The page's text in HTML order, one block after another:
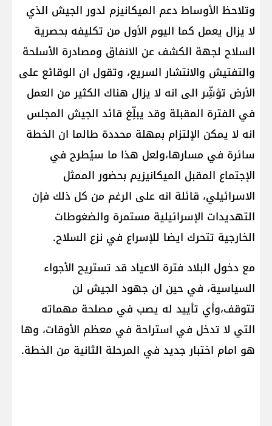
وتلاحظ الأوساط دعم الميكانيزم لدور الجيش الذي
لا يزال يعمل كما اليوم الأول من تكليفه بحصرية
السلاح لجهة الكشف عن الانفاق ومصادرة الأسلحة
والتفتيش والانتشار السريع، وتقول ان الوقائع على
الأرض تؤشِّر الى انه لا يزال هناك الكثير من العمل
في الفترة المقبلة وقد يبلِّغ قائد الجيش المجلس
انه لا يمكن الإلتزام بمهلة محددة طالما ان الخطة
سائرة في مسارها،ولعل هذا ما سيُطرح في
الإجتماع المقبل الميكانيزيم بحضور الممثل
الاسرائيلي، قائلة انه على الرغم من كل ذلك فإن
التهديدات الإسرائيلية مستمرة والضغوطات
الخارجية تتحرك ايضا للإسراع في نزع السلاح.
مع دخول البلاد فترة الاعياد قد تستريح الأجواء
السياسية، في حين ان جهود الجيش لن
تتوقف،وأي تأييد له يصب في مصلحة مهماته
التي لا تدخل في استراحة في معظم الأوقات، وها
هو امام اختبار جديد في المرحلة الثانية من الخطة.